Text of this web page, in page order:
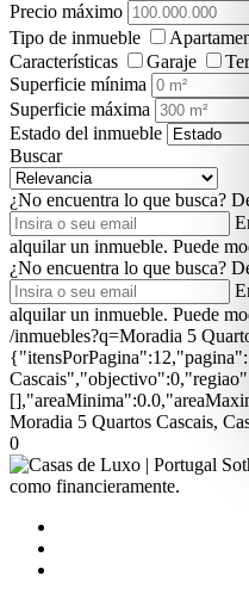
Precio máximo
Tipo de inmueble
Características
Garaje
Superficie mínima
Superficie máxima
Estado del inmueble
Buscar
¿No encuentra lo que busca?
alquilar un inmueble. Puede
¿No encuentra lo que busca?
alquilar un inmueble. Puede
/inmuebles?q=Moradia 5
Moradia 5 Quartos Cascais,
0
como financieramente.